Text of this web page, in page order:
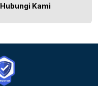
Hubungi Kami